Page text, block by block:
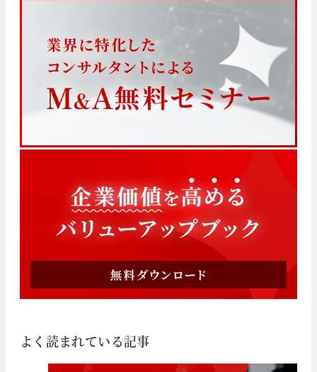
よく読まれている記事